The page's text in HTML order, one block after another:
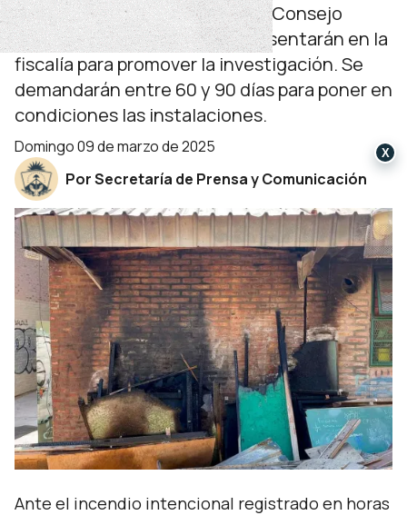
El ministerio de Educación y el Consejo
Provincial de Educación se presentarán en la
fiscalía para promover la investigación. Se
demandarán entre 60 y 90 días para poner en
condiciones las instalaciones.
domingo 09 de marzo de 2025
Por Secretaría de Prensa y Comunicación
Ante el incendio intencional registrado en horas
X